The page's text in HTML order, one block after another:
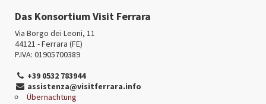
Das Konsortium Visit Ferrara
Via Borgo dei Leoni, 11
44121 - Ferrara (FE)
P.IVA: 01905700389
+39 0532 783944
assistenza@visitferrara.info
Übernachtung